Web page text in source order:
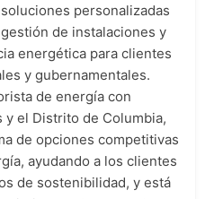
personalizadas
de instalaciones y
energética para clientes
y gubernamentales.
de energía con
y el Distrito de Columbia,
de opciones competitivas
ayudando a los clientes
de sostenibilidad, y está